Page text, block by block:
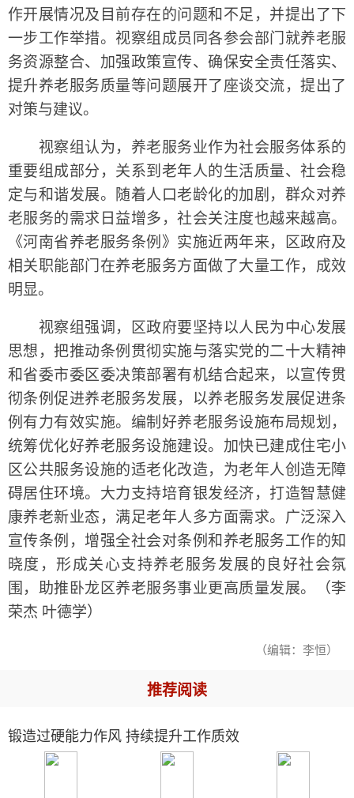
作开展情况及目前存在的问题和不足，并提出了下
一步工作举措。视察组成员同各参会部门就养老服
务资源整合、加强政策宣传、确保安全责任落实、
提升养老服务质量等问题展开了座谈交流，提出了
对策与建议。
视察组认为，养老服务业作为社会服务体系的
重要组成部分，关系到老年人的生活质量、社会稳
定与和谐发展。随着人口老龄化的加剧，群众对养
老服务的需求日益增多，社会关注度也越来越高。
《河南省养老服务条例》实施近两年来，区政府及
相关职能部门在养老服务方面做了大量工作，成效
明显。
视察组强调，区政府要坚持以人民为中心发展
思想，把推动条例贯彻实施与落实党的二十大精神
和省委市委区委决策部署有机结合起来，以宣传贯
彻条例促进养老服务发展，以养老服务发展促进条
例有力有效实施。编制好养老服务设施布局规划，
统筹优化好养老服务设施建设。加快已建成住宅小
区公共服务设施的适老化改造，为老年人创造无障
碍居住环境。大力支持培育银发经济，打造智慧健
康养老新业态，满足老年人多方面需求。广泛深入
宣传条例，增强全社会对条例和养老服务工作的知
晓度，形成关心支持养老服务发展的良好社会氛
围，助推卧龙区养老服务事业更高质量发展。（李
荣杰 叶德学）
（编辑：李恒）
推荐阅读
锻造过硬能力作风 持续提升工作质效